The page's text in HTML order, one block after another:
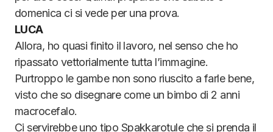
domenica ci si vede per una prova.
LUCA
Allora, ho quasi finito il lavoro, nel senso che ho
ripassato vettorialmente tutta l’immagine.
Purtroppo le gambe non sono riuscito a farle bene,
visto che so disegnare come un bimbo di 2 anni
macrocefalo.
Ci servirebbe uno tipo Spakkarotule che si prenda il